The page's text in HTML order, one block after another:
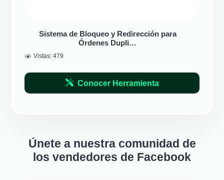
Sistema de Bloqueo y Redirección para
Órdenes Dupli…
Vistas:479
Conocer Herramienta
Únete a nuestra comunidad de
los vendedores de Facebook